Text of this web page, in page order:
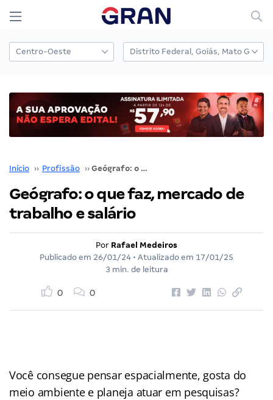
Início ›› Profissão ›› Geógrafo: o que faz, mercado de trabalho e salário
Geógrafo: o que faz, mercado de
trabalho e salário
Por Rafael Medeiros
Publicado em 26/01/24 • Atualizado em 17/01/25
3 min. de leitura
0 0
Você consegue pensar espacialmente, gosta do
meio ambiente e planeja atuar em pesquisas?